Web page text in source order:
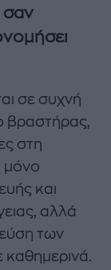
σαν
σε συχνή
βραστήρας,
στη
μόνο
και
αλλά
των